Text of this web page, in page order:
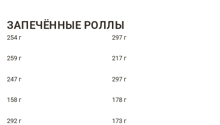
ЗАПЕЧЁННЫЕ РОЛЛЫ
254 г 297 г
259 г 217 г
247 г 297 г
158 г 178 г
292 г 173 г